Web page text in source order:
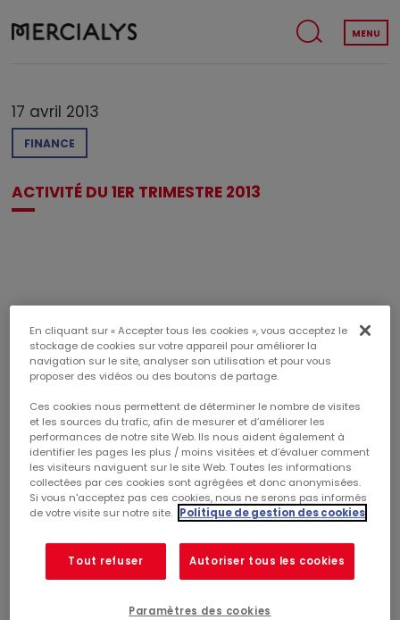
MENU
17 avril 2013
FINANCE
ACTIVITÉ DU 1ER TRIMESTRE 2013
TÉLÉCHARGER LE PDF
Poids du document : 100,54 KB
Catégories
CENTRES COMMERCIAUX RÉALISATIONS
COMMERCIALISATION RSE CORPORATE
FINANCE PALMARÈS NOMINATION
En cliquant sur « Accepter tous les cookies », vous acceptez le
stockage de cookies sur votre appareil pour améliorer la
navigation sur le site, analyser son utilisation et pour vous
proposer des vidéos ou des boutons de partage.
Ces cookies nous permettent de déterminer le nombre de visites
et les sources du trafic, afin de mesurer et d’améliorer les
performances de notre site Web. Ils nous aident également à
identifier les pages les plus / moins visitées et d’évaluer comment
les visiteurs naviguent sur le site Web. Toutes les informations
collectées par ces cookies sont agrégées et donc anonymisées.
Si vous n'acceptez pas ces cookies, nous ne serons pas informés
de votre visite sur notre site. Politique de gestion des cookies
Tout refuser Autoriser tous les cookies
Paramètres des cookies